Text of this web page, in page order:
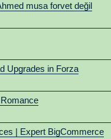
musa forvet değil
Upgrades in Forza
| Expert BigCommerce